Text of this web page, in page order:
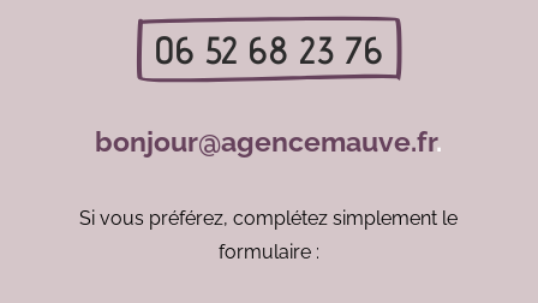
06 52 68 23 76
bonjour@agencemauve.fr.
Si vous préférez, complétez simplement le
formulaire :